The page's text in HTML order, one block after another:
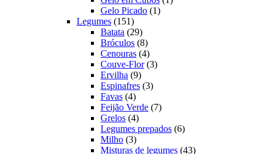
Gelo Picado 11
Legumes 151151
produtos
Batata 2929
produtos
Bróculos 88
produtos
Cenouras 44
produtos
Couve-Flor 33
Ervilha 99
produtos
Espinafres 33
Favas 44
produtos
Feijão Verde 77
Grelos 44
produtos
Legumes prepados 66
Milho 33
produtos
Misturas de legumes 4343